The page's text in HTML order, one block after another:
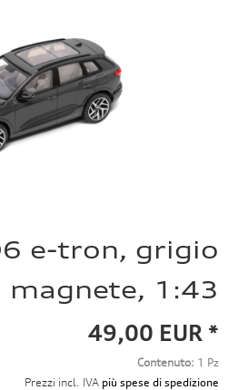
e-tron, grigio
magnete, 1:43
49,00 EUR *
Contenuto: 1 Pz
Prezzi incl. IVA più spese di spedizione